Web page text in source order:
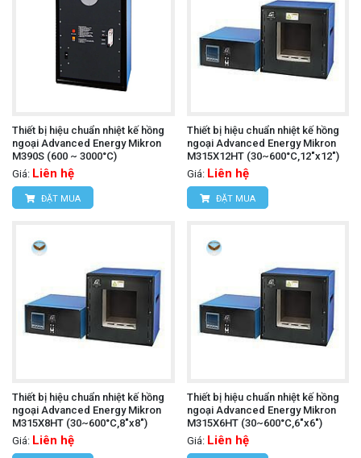
Thiết bị hiệu chuẩn nhiệt kế hồng
ngoại Advanced Energy Mikron
M390S (600 ~ 3000°C)
Giá: Liên hệ
ĐẶT MUA
Thiết bị hiệu chuẩn nhiệt kế hồng
ngoại Advanced Energy Mikron
M315X12HT (30~600°C,12"x12")
Giá: Liên hệ
ĐẶT MUA
Thiết bị hiệu chuẩn nhiệt kế hồng
ngoại Advanced Energy Mikron
M315X8HT (30~600°C,8"x8")
Giá: Liên hệ
Thiết bị hiệu chuẩn nhiệt kế hồng
ngoại Advanced Energy Mikron
M315X6HT (30~600°C,6"x6")
Giá: Liên hệ